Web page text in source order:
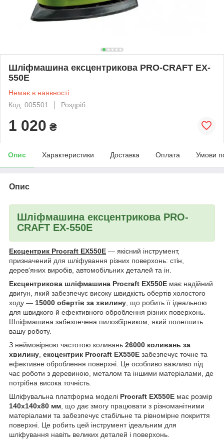
Шліфмашина ексцентрикова PRO-CRAFT EX-
550E
Немає в наявності
Код: 005501
Роздріб
1 020 ₴
Опис Характеристики Доставка Оплата Умови
Опис
Шліфмашина ексцентрикова PRO-
CRAFT EX-550E
Ексцентрик Procraft EX550E — якісний інструмент,
призначений для шліфування різних поверхонь: стін,
дерев'яних виробів, автомобільних деталей та ін.
Ексцентрикова шліфмашина Procraft EX550E має надійний
двигун, який забезпечує високу швидкість обертів холостого
ходу — 15000 обертів за хвилину , що робить її ідеальною
для швидкого й ефективного оброблення різних поверхонь.
Шліфмашина забезпечена пилозбірником, який полегшить
вашу роботу.
З неймовірною частотою коливань 26000 коливань за
хвилину ексцентрик Procraft EX550E забезпечує точне та
ефективне оброблення поверхні. Це особливо важливо під
час роботи з деревиною, металом та іншими матеріалами, де
потрібна висока точність.
Шліфувальна платформа моделі Procraft EX550E має розмір
140x140x80 мм , що дає змогу працювати з різноманітними
матеріалами та забезпечує стабільне та рівномірне покриття
поверхні. Це робить цей інструмент ідеальним для
шліфування навіть великих деталей і поверхонь.